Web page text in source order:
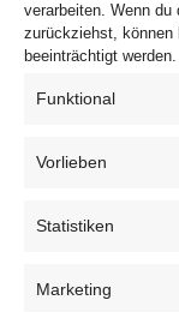
verarbeiten. Wenn
zurückziehst, können
beeinträchtigt werden.
Funktional
Vorlieben
Statistiken
Marketing